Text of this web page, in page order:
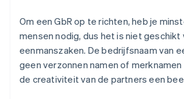
Om een GbR op te richten, heb je
mensen nodig, dus het is niet geschikt
eenmanszaken. De bedrijfsnaam van
geen verzonnen namen of
de creativiteit van de partners een